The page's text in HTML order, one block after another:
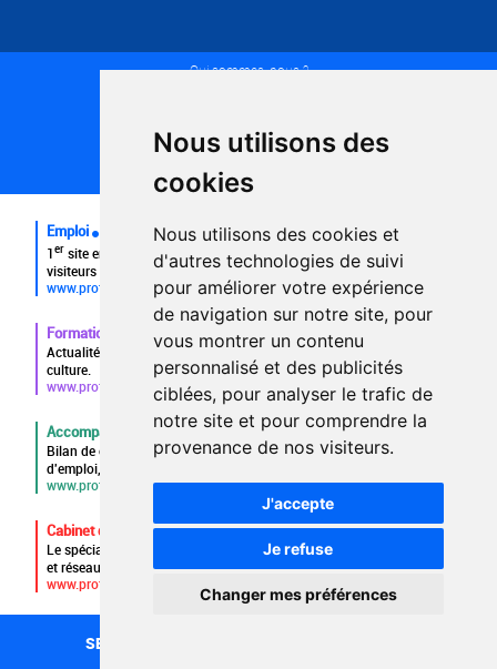
Nous utilisons des
cookies
Nous utilisons des cookies et
d'autres technologies de suivi
pour améliorer votre expérience
de navigation sur notre site, pour
vous montrer un contenu
personnalisé et des publicités
ciblées, pour analyser le trafic de
notre site et pour comprendre la
provenance de nos visiteurs.
J'accepte
Je refuse
Changer mes préférences
Qui sommes-nous ?
Plan du site
FAQ recruteurs
FAQ
Emploi
1er site emploi du secteur culturel 784.000 visites et 230.000
visiteurs uniques par mois.
www.profilculture.com
Formation
Actualités, guide et annuaire des formations aux métiers de la
culture.
www.profilculture-formation.com
Accompagnement professionnel
Bilan de compétences, coaching, techniques de recherche
d'emploi, entretien conseil.
www.profilculture-competences.com
Cabinet de recrutement
Le spécialiste du secteur culturel, une cvthèque de 86.000 CV
et réseau unique de professionnels.
www.profilculture-conseil.com/cabinet-recrutement
SECTEURS